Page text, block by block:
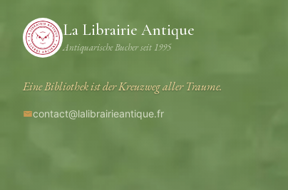
La Librairie Antique
Antiquarische Bucher seit 1995
Eine Bibliothek ist der Kreuzweg aller Traume.
contact@lalibrairieantique.fr